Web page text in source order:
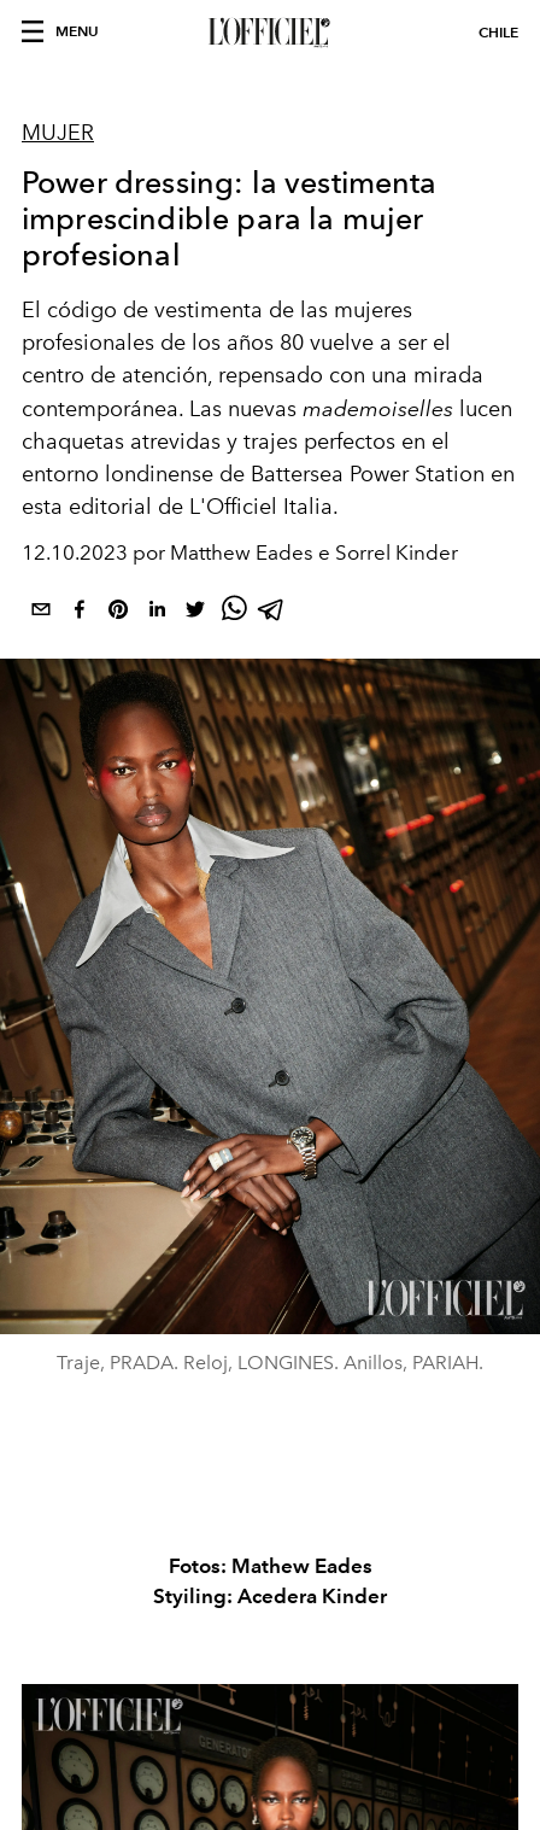
MENU CHILE
MUJER
Power dressing: la vestimenta
imprescindible para la mujer
profesional
El código de vestimenta de las mujeres
profesionales de los años 80 vuelve a ser el
centro de atención, repensado con una mirada
contemporánea. Las nuevas mademoiselles lucen
chaquetas atrevidas y trajes perfectos en el
entorno londinense de Battersea Power Station en
esta editorial de L'Officiel Italia.
12.10.2023 por Matthew Eades e Sorrel Kinder
Traje, PRADA. Reloj, LONGINES. Anillos, PARIAH.
Fotos: Mathew Eades
Styiling: Acedera Kinder